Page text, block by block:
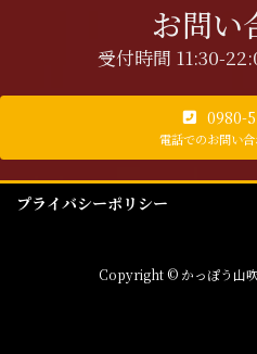
お問い
受付時間 11:30-
0980-
電話でのお問い
プライバシーポリシー
Copyright © かっぽう山